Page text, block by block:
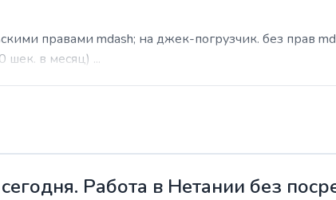
правами mdash; на джек-погрузчик. без прав
шек. в месяц) ...
Работа в Нетании без